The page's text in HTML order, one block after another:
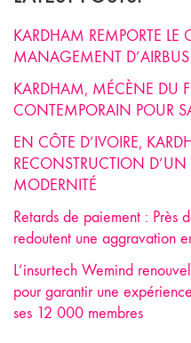
KARDHAM REMPORTE LE
MANAGEMENT D’AIRBUS
KARDHAM, MÉCÈNE DU
CONTEMPORAIN POUR
EN CÔTE D’IVOIRE,
RECONSTRUCTION D’UN
MODERNITÉ
Retards de paiement : Près
redoutent une aggravation
L’insurtech Wemind
pour garantir une
ses 12 000 membres